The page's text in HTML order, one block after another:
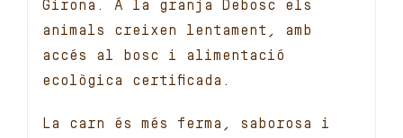
Girona. A la granja Debosc els
animals creixen lentament, amb
accés al bosc i alimentació
ecològica certificada.
La carn és més ferma, saborosa i